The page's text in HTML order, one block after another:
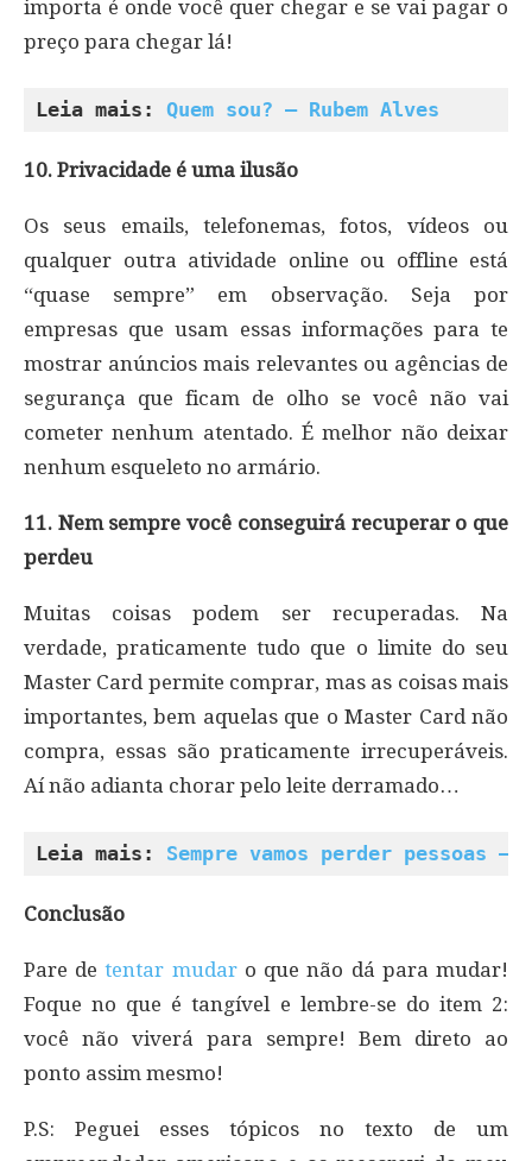
importa é onde você quer chegar e se vai pagar o
preço para chegar lá!
Leia mais: Quem sou? – Rubem Alves
10. Privacidade é uma ilusão
Os seus emails, telefonemas, fotos, vídeos ou
qualquer outra atividade online ou offline está
“quase sempre” em observação. Seja por
empresas que usam essas informações para te
mostrar anúncios mais relevantes ou agências de
segurança que ficam de olho se você não vai
cometer nenhum atentado. É melhor não deixar
nenhum esqueleto no armário.
11. Nem sempre você conseguirá recuperar o que
perdeu
Muitas coisas podem ser recuperadas. Na
verdade, praticamente tudo que o limite do seu
Master Card permite comprar, mas as coisas mais
importantes, bem aquelas que o Master Card não
compra, essas são praticamente irrecuperáveis.
Aí não adianta chorar pelo leite derramado…
Leia mais: Sempre vamos perder pessoas
Conclusão
Pare de tentar mudaro que não dá para mudar!
Foque no que é tangível e lembre-se do item 2:
você não viverá para sempre! Bem direto ao
ponto assim mesmo!
P.S: Peguei esses tópicos no texto de um